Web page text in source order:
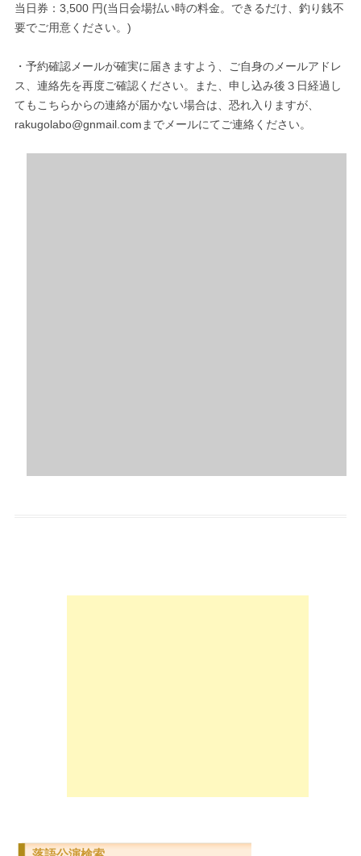
当日券：3,500 円(当日会場払い時の料金。できるだけ、釣り銭不
要でご用意ください。)
・予約確認メールが確実に届きますよう、ご自身のメールアドレ
ス、連絡先を再度ご確認ください。また、申し込み後３日経過し
てもこちらからの連絡が届かない場合は、恐れ入りますが、
rakugolabo@gnmail.comまでメールにてご連絡ください。